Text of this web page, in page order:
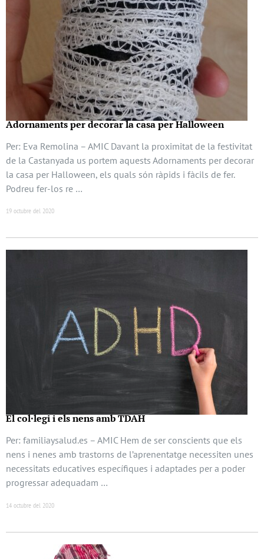
Adornaments per decorar la casa per Halloween
Per: Eva Remolina – AMIC Davant la proximitat de la festivitat
de la Castanyada us portem aquests Adornaments per decorar
la casa per Halloween, els quals són ràpids i fàcils de fer.
Podreu fer-los re …
19 octubre del 2020
El col·legi i els nens amb TDAH
Per: familiaysalud.es – AMIC Hem de ser conscients que els
nens i nenes amb trastorns de l’aprenentatge necessiten unes
necessitats educatives específiques i adaptades per a poder
progressar adequadam …
14 octubre del 2020